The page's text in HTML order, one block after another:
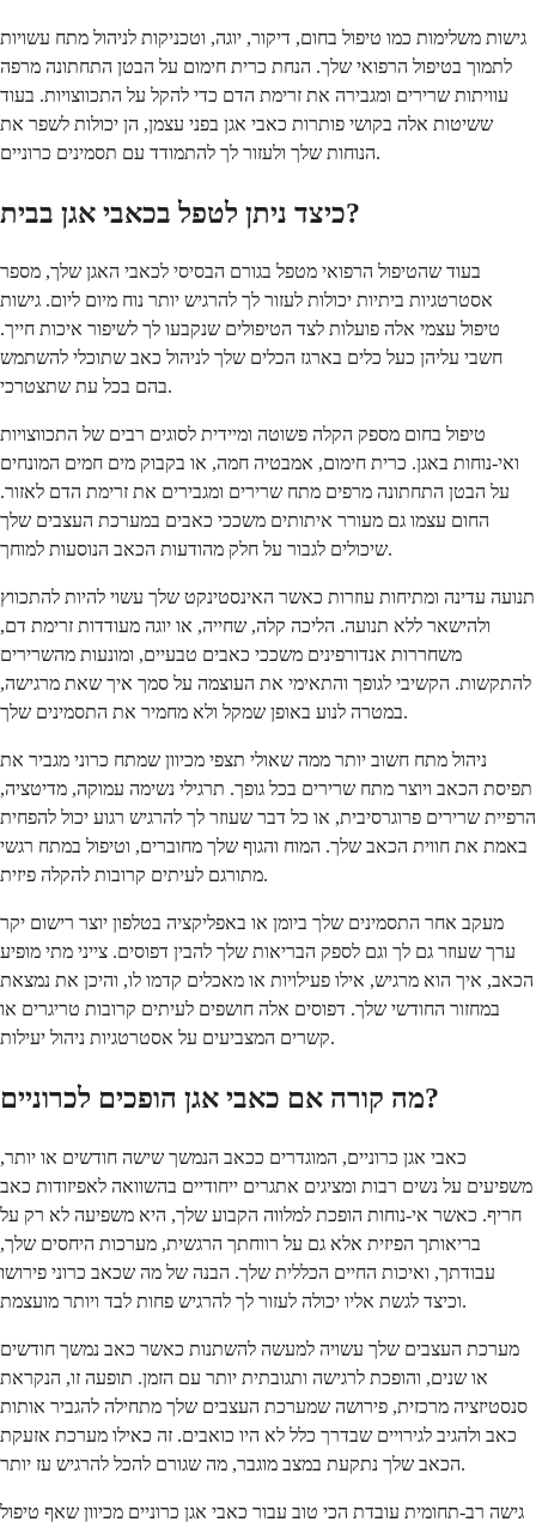
גישות משלימות כמו טיפול בחום, דיקור, יוגה, וטכניקות לניהול מתח עשויות
לתמוך בטיפול הרפואי שלך. הנחת כרית חימום על הבטן התחתונה מרפה
עוויתות שרירים ומגבירה את זרימת הדם כדי להקל על התכווצויות. בעוד
ששיטות אלה בקושי פותרות כאבי אגן בפני עצמן, הן יכולות לשפר את
הנוחות שלך ולעזור לך להתמודד עם תסמינים כרוניים.
כיצד ניתן לטפל בכאבי אגן בבית?
בעוד שהטיפול הרפואי מטפל בגורם הבסיסי לכאבי האגן שלך, מספר
אסטרטגיות ביתיות יכולות לעזור לך להרגיש יותר נוח מיום ליום. גישות
טיפול עצמי אלה פועלות לצד הטיפולים שנקבעו לך לשיפור איכות חייך.
חשבי עליהן כעל כלים בארגז הכלים שלך לניהול כאב שתוכלי להשתמש
בהם בכל עת שתצטרכי.
טיפול בחום מספק הקלה פשוטה ומיידית לסוגים רבים של התכווצויות
ואי-נוחות באגן. כרית חימום, אמבטיה חמה, או בקבוק מים חמים המונחים
על הבטן התחתונה מרפים מתח שרירים ומגבירים את זרימת הדם לאזור.
החום עצמו גם מעורר איתותים משככי כאבים במערכת העצבים שלך
שיכולים לגבור על חלק מהודעות הכאב הנוסעות למוחך.
תנועה עדינה ומתיחות עוזרות כאשר האינסטינקט שלך עשוי להיות להתכווץ
ולהישאר ללא תנועה. הליכה קלה, שחייה, או יוגה מעודדות זרימת דם,
משחררות אנדורפינים משככי כאבים טבעיים, ומונעות מהשרירים
להתקשות. הקשיבי לגופך והתאימי את העוצמה על סמך איך שאת מרגישה,
במטרה לנוע באופן שמקל ולא מחמיר את התסמינים שלך.
ניהול מתח חשוב יותר ממה שאולי תצפי מכיוון שמתח כרוני מגביר את
תפיסת הכאב ויוצר מתח שרירים בכל גופך. תרגילי נשימה עמוקה, מדיטציה,
הרפיית שרירים פרוגרסיבית, או כל דבר שעוזר לך להרגיש רגוע יכול להפחית
באמת את חווית הכאב שלך. המוח והגוף שלך מחוברים, וטיפול במתח רגשי
מתורגם לעיתים קרובות להקלה פיזית.
מעקב אחר התסמינים שלך ביומן או באפליקציה בטלפון יוצר רישום יקר
ערך שעוזר גם לך וגם לספק הבריאות שלך להבין דפוסים. צייני מתי מופיע
הכאב, איך הוא מרגיש, אילו פעילויות או מאכלים קדמו לו, והיכן את נמצאת
במחזור החודשי שלך. דפוסים אלה חושפים לעיתים קרובות טריגרים או
קשרים המצביעים על אסטרטגיות ניהול יעילות.
מה קורה אם כאבי אגן הופכים לכרוניים?
כאבי אגן כרוניים, המוגדרים ככאב הנמשך שישה חודשים או יותר,
משפיעים על נשים רבות ומציגים אתגרים ייחודיים בהשוואה לאפיזודות כאב
חריף. כאשר אי-נוחות הופכת למלווה הקבוע שלך, היא משפיעה לא רק על
בריאותך הפיזית אלא גם על רווחתך הרגשית, מערכות היחסים שלך,
עבודתך, ואיכות החיים הכללית שלך. הבנה של מה שכאב כרוני פירושו
וכיצד לגשת אליו יכולה לעזור לך להרגיש פחות לבד ויותר מועצמת.
מערכת העצבים שלך עשויה למעשה להשתנות כאשר כאב נמשך חודשים
או שנים, והופכת לרגישה ותגובתית יותר עם הזמן. תופעה זו, הנקראת
סנסטיזציה מרכזית, פירושה שמערכת העצבים שלך מתחילה להגביר אותות
כאב ולהגיב לגירויים שבדרך כלל לא היו כואבים. זה כאילו מערכת אזעקת
הכאב שלך נתקעת במצב מוגבר, מה שגורם להכל להרגיש עז יותר.
גישה רב-תחומית עובדת הכי טוב עבור כאבי אגן כרוניים מכיוון שאף טיפול